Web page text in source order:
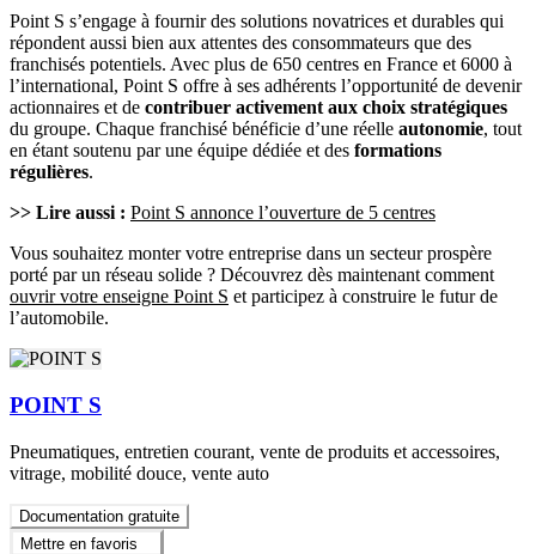
Point S s’engage à fournir des solutions novatrices et durables qui
répondent aussi bien aux attentes des consommateurs que des
franchisés potentiels. Avec plus de 650 centres en France et 6000 à
l’international, Point S offre à ses adhérents l’opportunité de devenir
actionnaires et de contribuer activement aux choix stratégiques
du groupe. Chaque franchisé bénéficie d’une réelle autonomie, tout
en étant soutenu par une équipe dédiée et des formations
régulières.
>> Lire aussi : Point S annonce l’ouverture de 5 centres
Vous souhaitez monter votre entreprise dans un secteur prospère
porté par un réseau solide ? Découvrez dès maintenant comment
ouvrir votre enseigne Point S et participez à construire le futur de
l’automobile.
POINT S
Pneumatiques, entretien courant, vente de produits et accessoires,
vitrage, mobilité douce, vente auto
Documentation gratuite
Mettre en favoris